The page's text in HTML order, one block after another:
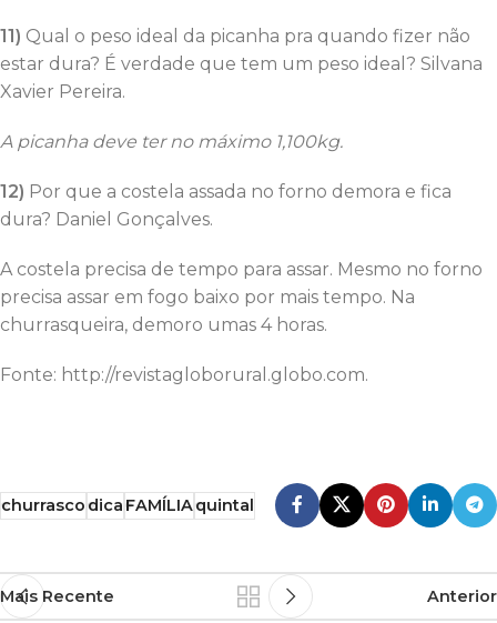
11) Qual o peso ideal da picanha pra quando fizer não
estar dura? É verdade que tem um peso ideal? Silvana
Xavier Pereira.
A picanha deve ter no máximo 1,100kg.
12) Por que a costela assada no forno demora e fica
dura? Daniel Gonçalves.
A costela precisa de tempo para assar. Mesmo no forno
precisa assar em fogo baixo por mais tempo. Na
churrasqueira, demoro umas 4 horas.
Fonte: http://revistagloborural.globo.com.
churrascodicaFAMÍLIAquintal
Mais Recente Anterior